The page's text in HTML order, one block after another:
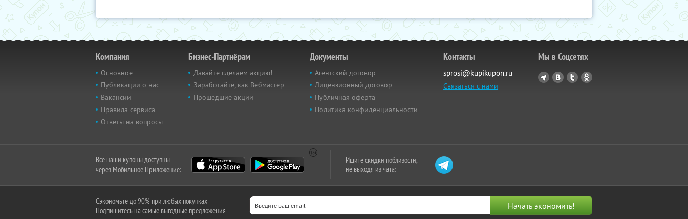
Компания
Основное
Публикации о нас
Вакансии
Правила сервиса
Ответы на вопросы
Бизнес-Партнёрам
Давайте сделаем акцию!
Заработайте, как Вебмастер
Прошедшие акции
Документы
Агентский договор
Лицензионный договор
Публичная оферта
Политика конфиденциальности
Контакты
sprosi@kupikupon.ru
Связаться с нами
Мы в Соцсетях
Все наши купоны доступны
через Мобильное Приложение:
Ищите скидки поблизости,
не выходя из чата:
Сэкономьте до 90% при любых покупках
Подпишитесь на самые выгодные предложения